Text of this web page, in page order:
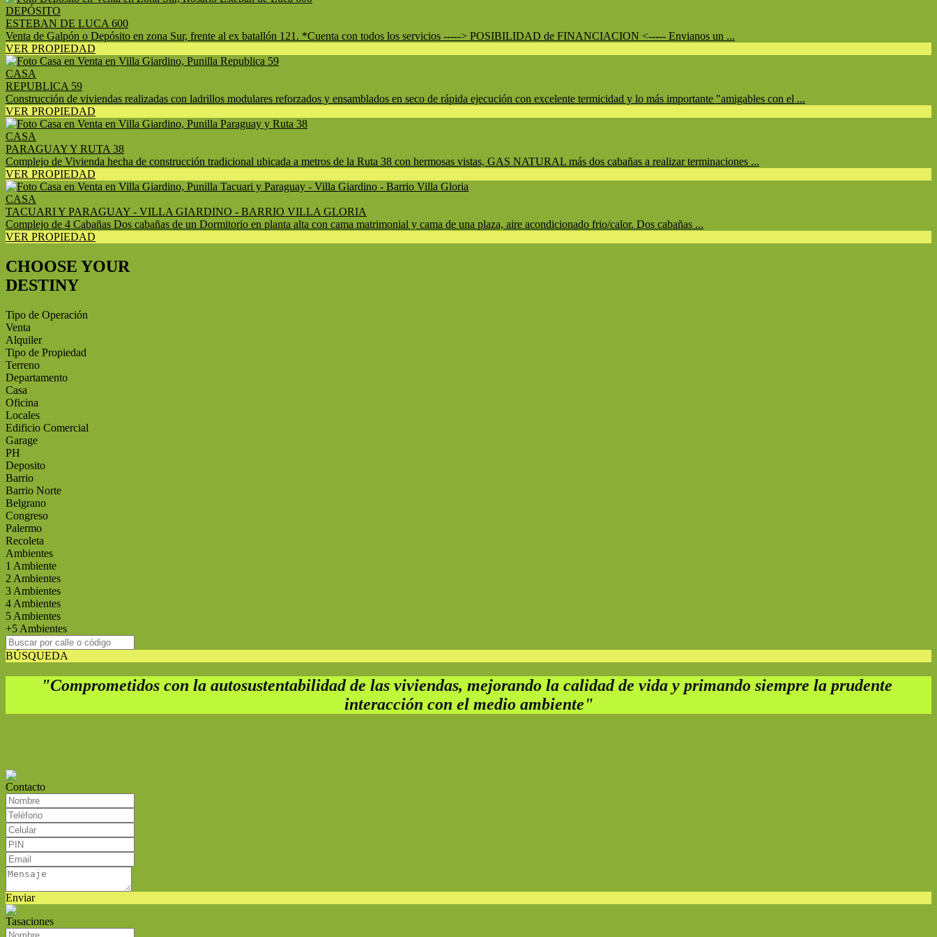
DEPÓSITO
ESTEBAN DE LUCA 600
Venta de Galpón o Depósito en zona Sur, frente al ex batallón 121. *Cuenta con todos los servicios -----> POSIBILIDAD de FINANCIACION <----- Envianos un ...
VER PROPIEDAD
CASA
REPUBLICA 59
Construcción de viviendas realizadas con ladrillos modulares reforzados y ensamblados en seco de rápida ejecución con excelente termicidad y lo más importante "amigables con el ...
VER PROPIEDAD
CASA
PARAGUAY Y RUTA 38
Complejo de Vivienda hecha de construcción tradicional ubicada a metros de la Ruta 38 con hermosas vistas, GAS NATURAL más dos cabañas a realizar terminaciones ...
VER PROPIEDAD
CASA
TACUARI Y PARAGUAY - VILLA GIARDINO - BARRIO VILLA GLORIA
Complejo de 4 Cabañas Dos cabañas de un Dormitorio en planta alta con cama matrimonial y cama de una plaza, aire acondicionado frio/calor. Dos cabañas ...
VER PROPIEDAD
CHOOSE YOUR
DESTINY
Tipo de Operación
Venta
Alquiler
Tipo de Propiedad
Terreno
Departamento
Casa
Oficina
Locales
Edificio Comercial
Garage
PH
Deposito
Barrio
Barrio Norte
Belgrano
Congreso
Palermo
Recoleta
Ambientes
1 Ambiente
2 Ambientes
3 Ambientes
4 Ambientes
5 Ambientes
+5 Ambientes
BÚSQUEDA
"Comprometidos con la autosustentabilidad de las viviendas, mejorando la calidad de vida y primando siempre la prudente
interacción con el medio ambiente"
Contacto
Enviar
Tasaciones